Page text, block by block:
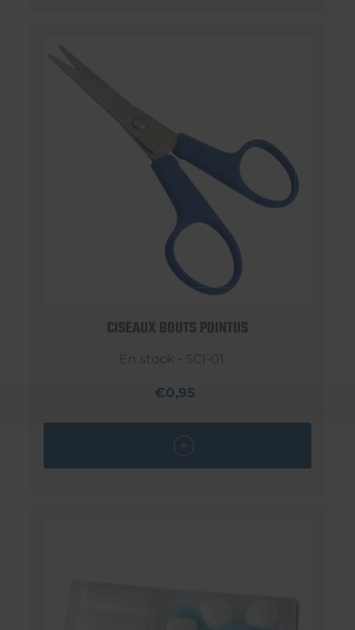
CISEAUX BOUTS POINTUS
En stock - SCI-01
€0,95